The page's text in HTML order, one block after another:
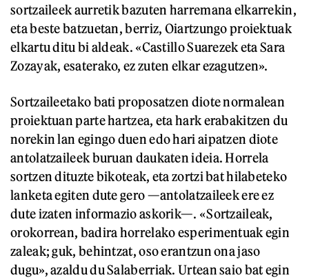
sortzaileek aurretik bazuten harremana elkarrekin,
eta beste batzuetan, berriz, Oiartzungo proiektuak
elkartu ditu bi aldeak. «Castillo Suarezek eta Sara
Zozayak, esaterako, ez zuten elkar ezagutzen».
Sortzaileetako bati proposatzen diote normalean
proiektuan parte hartzea, eta hark erabakitzen du
norekin lan egingo duen edo hari aipatzen diote
antolatzaileek buruan daukaten ideia. Horrela
sortzen dituzte bikoteak, eta zortzi bat hilabeteko
lanketa egiten dute gero —antolatzaileek ere ez
dute izaten informazio askorik—. «Sortzaileak,
orokorrean, badira horrelako esperimentuak egin
zaleak; guk, behintzat, oso erantzun ona jaso
dugu», azaldu du Salaberriak. Urtean saio bat egin